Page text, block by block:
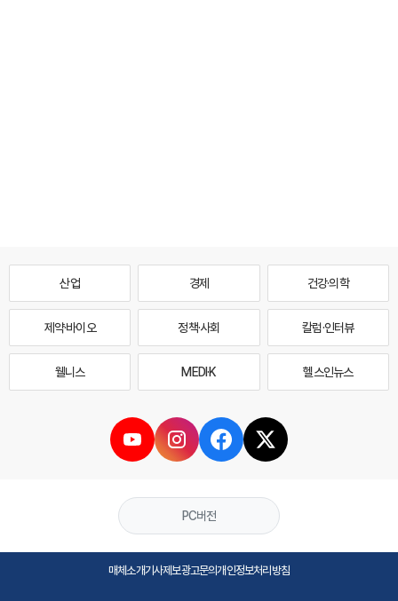
산업 경제 건강·의학
제약·바이오 정책·사회 칼럼·인터뷰
웰니스 MEDI·K 헬스인뉴스
PC버전
매체소개기사제보광고문의개인정보처리방침